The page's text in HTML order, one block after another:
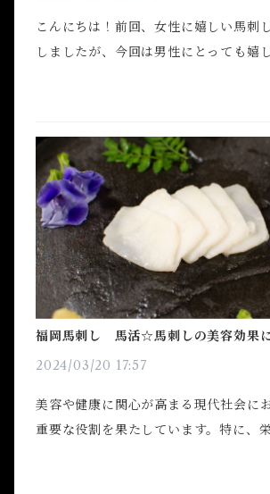
こんにちは！前回、女性に嬉しい馬刺
しましたが、今回は男性にとっても嬉
福岡馬刺し 馬活☆馬刺しの美容効果
2024/03/20 17:57
美容や健康に関心が高まる現代社会に
重要な役割を果たしています。特に、
は肌や体の健康に大きな影響を与える